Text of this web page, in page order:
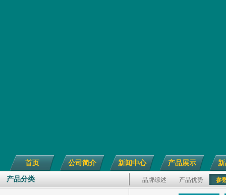
首页 公司简介 新闻中心 产品展示
产品分类 品牌综述 产品优势 参